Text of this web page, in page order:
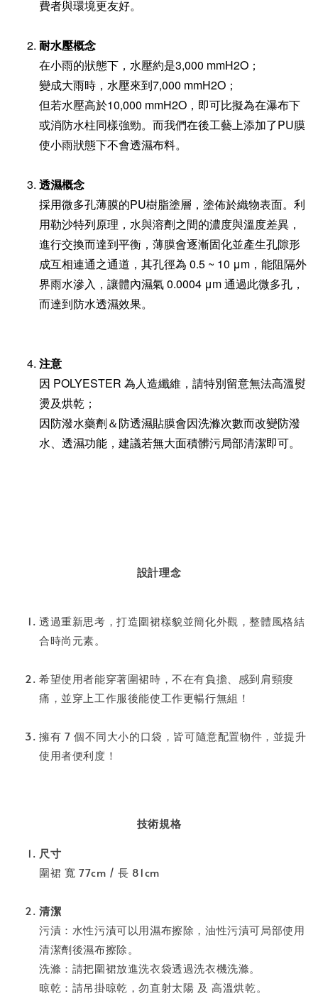
費者與環境更友好。
耐水壓概念
在小雨的狀態下，水壓約是3,000 mmH2O；
變成大雨時，水壓來到7,000 mmH2O；
但若水壓高於10,000 mmH2O，即可比擬為在瀑布下
或消防水柱同樣強勁。而我們在後工藝上添加了PU膜
使小雨狀態下不會透濕布料。
透濕概念
採用微多孔薄膜的PU樹脂塗層， 塗佈於織物表面。 利
用勒沙特列原理， 水與溶劑之間的濃度與溫度差異，
進行交換而達到平衡， 薄膜會逐漸固化並產生孔隙形
成互相連通之通道，其孔徑為 0.5 ~ 10 μm，能阻隔外
界雨水滲入， 讓體內濕氣 0.0004 μm 通過此微多孔，
而達到防水透濕效果。
注意
因 POLYESTER 為人造纖維，請特別留意無法高溫熨
燙及烘乾；
因防潑水藥劑＆防透濕貼膜會因洗滌次數而改變防潑
水、透濕功能，建議若無大面積髒污局部清潔即可。
設計理念
透過重新思考，打造圍裙樣貌並簡化外觀，整體風格結
合時尚元素。
希望使用者能穿著圍裙時，不在有負擔、感到肩頸痠
痛，並穿上工作服後能使工作更暢行無組！
擁有 7 個不同大小的口袋，皆可隨意配置物件，並提升
使用者便利度！
技術規格
尺寸
圍裙 寬 77cm / 長 81cm
清潔
污漬：水性污漬可以用濕布擦除，油性污漬可局部使用
清潔劑後濕布擦除。
洗滌：請把圍裙放進洗衣袋透過洗衣機洗滌。
晾乾：請吊掛晾乾，勿直射太陽 及 高溫烘乾。